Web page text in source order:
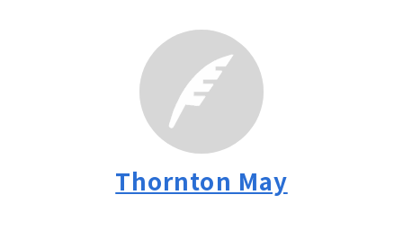
Thornton May